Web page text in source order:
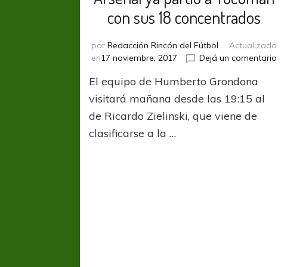
con sus 18 concentrados
porRedacción Rincón del Fútbol
Actualizado
en17 noviembre, 2017 Dejá un comentario
El equipo de Humberto Grondona
visitará mañana desde las 19:15 al
de Ricardo Zielinski, que viene de
clasificarse a la …